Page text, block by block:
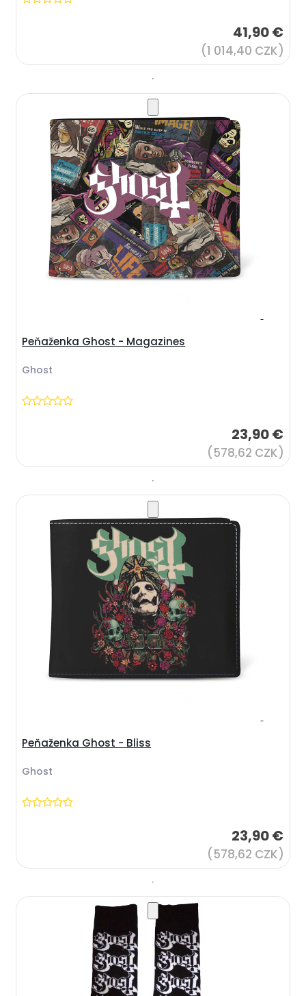
41,90 €
(1 014,40 CZK)
Peňaženka Ghost - Magazines
Ghost
23,90 €
(578,62 CZK)
Peňaženka Ghost - Bliss
Ghost
23,90 €
(578,62 CZK)